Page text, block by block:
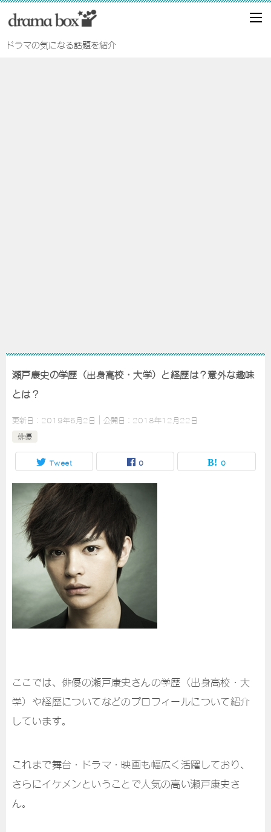
ドラマの気になる話題を紹介
瀬戸康史の学歴（出身高校・大学）と経歴は？意外な趣味
とは？
更新日： 2019年6月2日 公開日： 2018年12月22日
俳優
Tweet 0 0
ここでは、俳優の瀬戸康史さんの学歴（出身高校・大
学）や経歴についてなどのプロフィールについて紹介
しています。
これまで舞台・ドラマ・映画も幅広く活躍しており、
さらにイケメンということで人気の高い瀬戸康史さ
ん。